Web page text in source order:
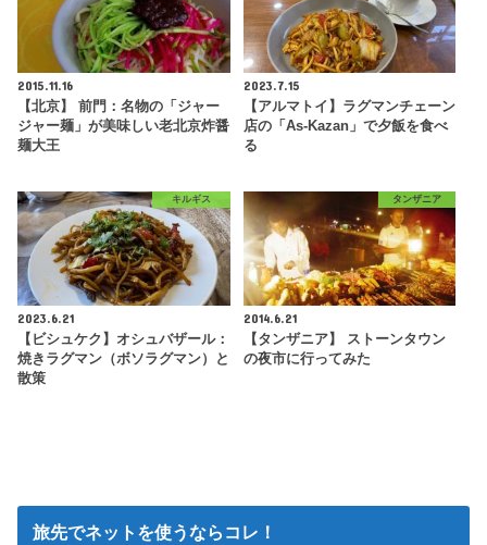
2015.11.16
【北京】 前門：名物の「ジャー
ジャー麺」が美味しい老北京炸醤
麺大王
2023.7.15
【アルマトイ】ラグマンチェーン
店の「As-Kazan」で夕飯を食べ
る
キルギス
2023.6.21
【ビシュケク】オシュバザール：
焼きラグマン（ボソラグマン）と
散策
タンザニア
2014.6.21
【タンザニア】 ストーンタウン
の夜市に行ってみた
旅先でネットを使うならコレ！